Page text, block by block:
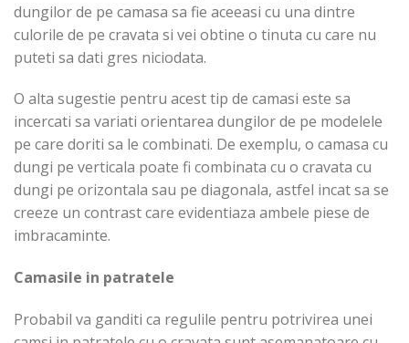
dungilor de pe camasa sa fie aceeasi cu una dintre
culorile de pe cravata si vei obtine o tinuta cu care nu
puteti sa dati gres niciodata.
O alta sugestie pentru acest tip de camasi este sa
incercati sa variati orientarea dungilor de pe modelele
pe care doriti sa le combinati. De exemplu, o camasa cu
dungi pe verticala poate fi combinata cu o cravata cu
dungi pe orizontala sau pe diagonala, astfel incat sa se
creeze un contrast care evidentiaza ambele piese de
imbracaminte.
Camasile in patratele
Probabil va ganditi ca regulile pentru potrivirea unei